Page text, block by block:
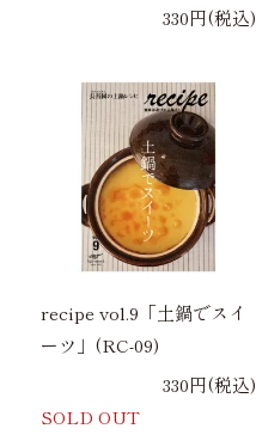
330円(税込)
recipe vol.9「土鍋でスイ
ーツ」(RC-09)
330円(税込)
SOLD OUT